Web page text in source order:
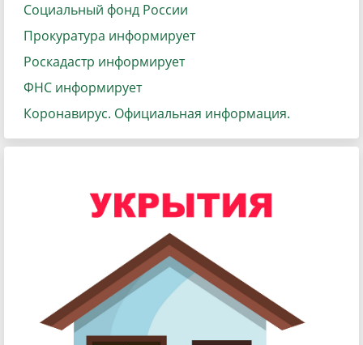
Социальный фонд России
Прокуратура информирует
Роскадастр информирует
ФНС информирует
Коронавирус. Официальная информация.